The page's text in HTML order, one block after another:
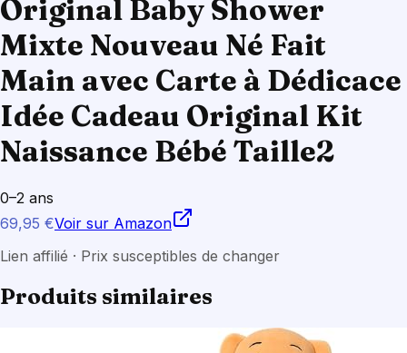
Original Baby Shower
Mixte Nouveau Né Fait
Main avec Carte à Dédicace
Idée Cadeau Original Kit
Naissance Bébé Taille2
0–2 ans
69,95 €Voir sur Amazon
Lien affilié · Prix susceptibles de changer
Produits similaires